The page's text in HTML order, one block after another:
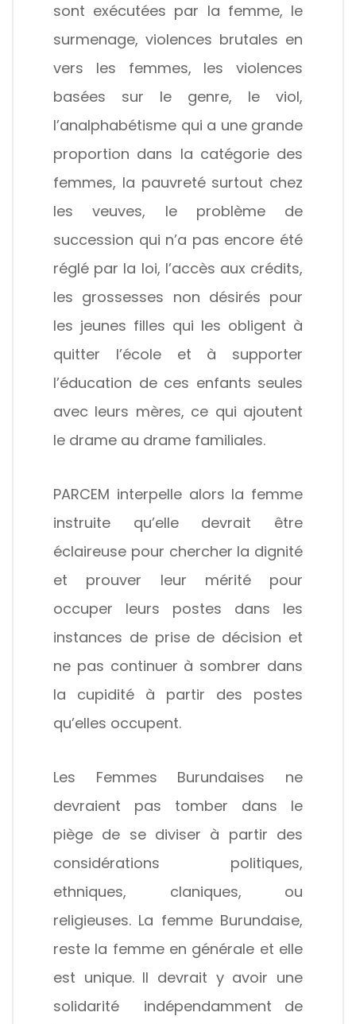
sont exécutées par la femme, le
surmenage, violences brutales en
vers les femmes, les violences
basées sur le genre, le viol,
l’analphabétisme qui a une grande
proportion dans la catégorie des
femmes, la pauvreté surtout chez
les veuves, le problème de
succession qui n’a pas encore été
réglé par la loi, l’accès aux crédits,
les grossesses non désirés pour
les jeunes filles qui les obligent à
quitter l’école et à supporter
l’éducation de ces enfants seules
avec leurs mères, ce qui ajoutent
le drame au drame familiales.
PARCEM interpelle alors la femme
instruite qu’elle devrait être
éclaireuse pour chercher la dignité
et prouver leur mérité pour
occuper leurs postes dans les
instances de prise de décision et
ne pas continuer à sombrer dans
la cupidité à partir des postes
qu’elles occupent.
Les Femmes Burundaises ne
devraient pas tomber dans le
piège de se diviser à partir des
considérations politiques,
ethniques, claniques, ou
religieuses. La femme Burundaise,
reste la femme en générale et elle
est unique. Il devrait y avoir une
solidarité indépendamment de